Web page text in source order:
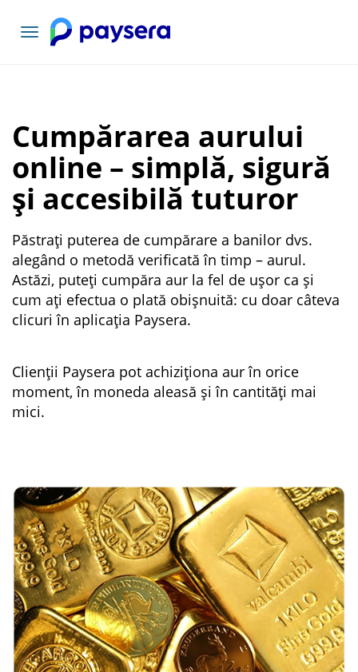
Comutați
navigarea
Cumpărarea aurului
online – simplă, sigură
și accesibilă tuturor
Păstrați puterea de cumpărare a banilor dvs.
alegând o metodă verificată în timp – aurul.
Astăzi, puteți cumpăra aur la fel de ușor ca și
cum ați efectua o plată obișnuită: cu doar câteva
clicuri în aplicația Paysera.
Clienții Paysera pot achiziționa aur în orice
moment, în moneda aleasă și în cantități mai
mici.